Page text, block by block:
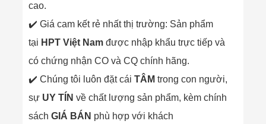
Thiết Bị Ngành
Thủy Sản
Thiết Bị Ngành
Xách
Dự Án Triển
Khai
cao.
✔️ Giá cam kết rẻ nhất thị trường: Sản phẩm
tại HPT Việt Nam được nhập khẩu trực tiếp và
có chứng nhận CO và CQ chính hãng.
✔️ Chúng tôi luôn đặt cáiTÂM trong con người,
sự UY TÍN về chất lượng sản phẩm, kèm chính
sáchGIÁ BÁN phù hợp với khách